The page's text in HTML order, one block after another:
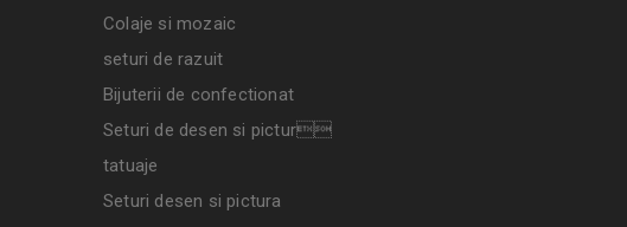
Colaje si mozaic
seturi de razuit
Bijuterii de confectionat
Seturi de desen si pictur
tatuaje
Seturi desen si pictura